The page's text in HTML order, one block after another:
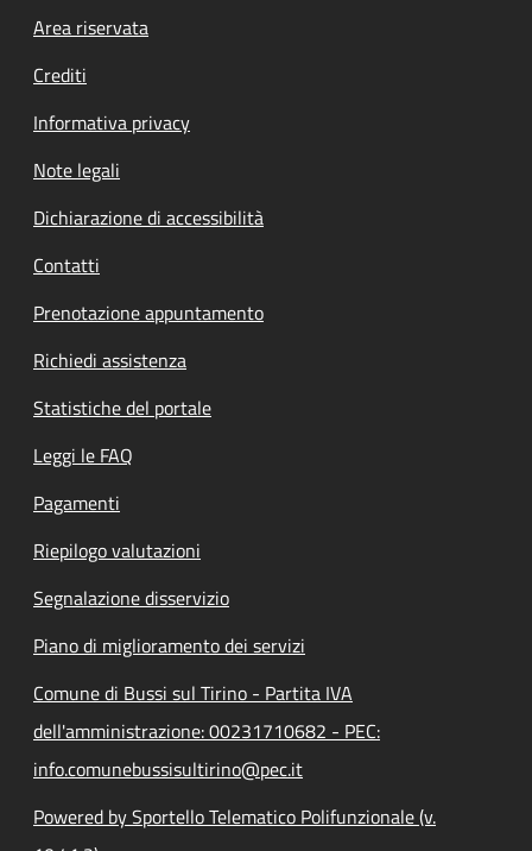
Footer menu
Area riservata
Crediti
Informativa privacy
Note legali
Dichiarazione di accessibilità
Contatti
Prenotazione appuntamento
Richiedi assistenza
Statistiche del portale
Leggi le FAQ
Pagamenti
Riepilogo valutazioni
Segnalazione disservizio
Piano di miglioramento dei servizi
Comune di Bussi sul Tirino - Partita IVA
dell'amministrazione: 00231710682 - PEC:
info.comunebussisultirino@pec.it
Powered by Sportello Telematico Polifunzionale (v.